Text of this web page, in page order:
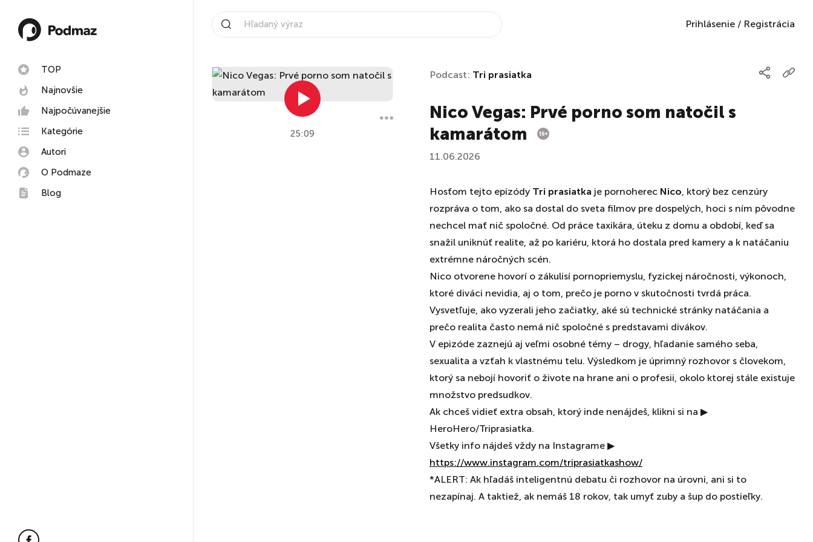
TOP
Najnovšie
Najpočúvanejšie
Kategórie
Autori
O Podmaze
Blog
Prihlásenie / Registrácia
25:09
Podcast: Tri prasiatka
Nico Vegas: Prvé porno som natočil s
kamarátom
11.06.2026
Hosťom tejto epizódy Tri prasiatka je pornoherec Nico, ktorý bez cenzúry
rozpráva o tom, ako sa dostal do sveta filmov pre dospelých, hoci s ním pôvodne
nechcel mať nič spoločné. Od práce taxikára, úteku z domu a období, keď sa
snažil uniknúť realite, až po kariéru, ktorá ho dostala pred kamery a k natáčaniu
extrémne náročných scén.
Nico otvorene hovorí o zákulisí pornopriemyslu, fyzickej náročnosti, výkonoch,
ktoré diváci nevidia, aj o tom, prečo je porno v skutočnosti tvrdá práca.
Vysvetľuje, ako vyzerali jeho začiatky, aké sú technické stránky natáčania a
prečo realita často nemá nič spoločné s predstavami divákov.
V epizóde zaznejú aj veľmi osobné témy – drogy, hľadanie samého seba,
sexualita a vzťah k vlastnému telu. Výsledkom je úprimný rozhovor s človekom,
ktorý sa nebojí hovoriť o živote na hrane ani o profesii, okolo ktorej stále existuje
množstvo predsudkov.
Ak chceš vidieť extra obsah, ktorý inde nenájdeš, klikni si na ▶
HeroHero/Triprasiatka.
Všetky info nájdeš vždy na Instagrame ▶
https://www.instagram.com/triprasiatkashow/
*ALERT: Ak hľadáš inteligentnú debatu či rozhovor na úrovni, ani si to
nezapínaj. A taktiež, ak nemáš 18 rokov, tak umyť zuby a šup do postieľky.